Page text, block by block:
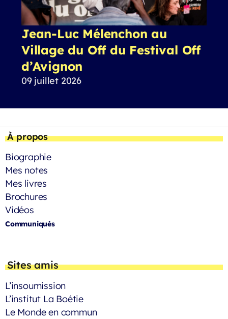
Jean-Luc Mélenchon au
Village du Off du Festival Off
d’Avignon
09 juillet 2026
À propos
Biographie
Mes notes
Mes livres
Brochures
Vidéos
Communiqués
Sites amis
L’insoumission
L’institut La Boétie
Le Monde en commun